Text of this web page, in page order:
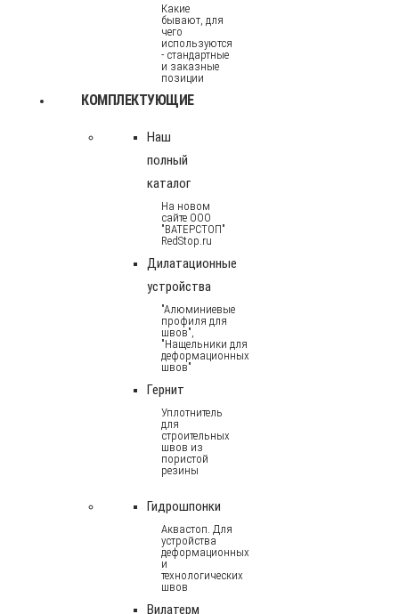
Какие
бывают, для
чего
используются
- стандартные
и заказные
позиции
КОМПЛЕКТУЮЩИЕ
Наш
полный
каталог
На новом
сайте ООО
"ВАТЕРСТОП"
RedStop.ru
Дилатационные
устройства
"Алюминиевые
профиля для
швов",
"Нащельники для
деформационных
швов"
Гернит
Уплотнитель
для
строительных
швов из
пористой
резины
Гидрошпонки
Аквастоп. Для
устройства
деформационных
и
технологических
швов
Вилатерм